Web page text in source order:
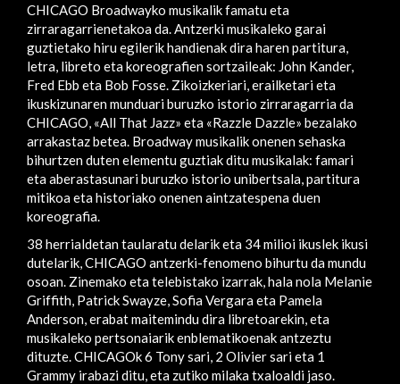
CHICAGO Broadwayko musikalik famatu eta
zirraragarrienetakoa da. Antzerki musikaleko garai
guztietako hiru egilerik handienak dira haren partitura,
letra, libreto eta koreografien sortzaileak: John Kander,
Fred Ebb eta Bob Fosse. Zikoizkeriari, erailketari eta
ikuskizunaren munduari buruzko istorio zirraragarria da
CHICAGO, «All That Jazz» eta «Razzle Dazzle» bezalako
arrakastaz betea. Broadway musikalik onenen sehaska
bihurtzen duten elementu guztiak ditu musikalak: famari
eta aberastasunari buruzko istorio unibertsala, partitura
mitikoa eta historiako onenen aintzatespena duen
koreografia.
38 herrialdetan taularatu delarik eta 34 milioi ikuslek ikusi
dutelarik, CHICAGO antzerki-fenomeno bihurtu da mundu
osoan. Zinemako eta telebistako izarrak, hala nola Melanie
Griffith, Patrick Swayze, Sofia Vergara eta Pamela
Anderson, erabat maitemindu dira libretoarekin, eta
musikaleko pertsonaiarik enblematikoenak antzeztu
dituzte. CHICAGOk 6 Tony sari, 2 Olivier sari eta 1
Grammy irabazi ditu, eta zutiko milaka txaloaldi jaso.